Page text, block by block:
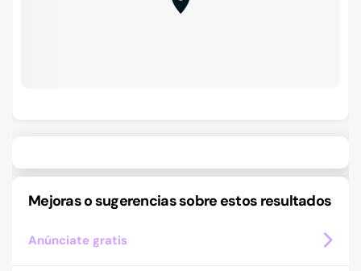
Mejoras o sugerencias sobre estos resultados
Anúnciate gratis